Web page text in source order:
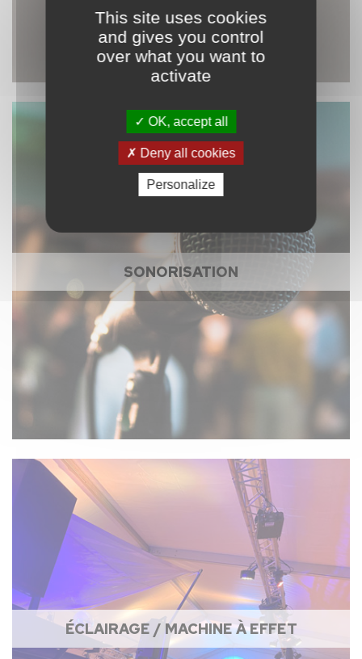
SONORISATION
ÉCLAIRAGE / MACHINE À EFFET
This site uses cookies
and gives you control
over what you want to
activate
OK, accept all
Deny all cookies
Personalize